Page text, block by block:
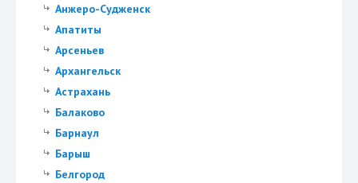
Анжеро-Судженск
Апатиты
Арсеньев
Архангельск
Астрахань
Балаково
Барнаул
Барыш
Белгород